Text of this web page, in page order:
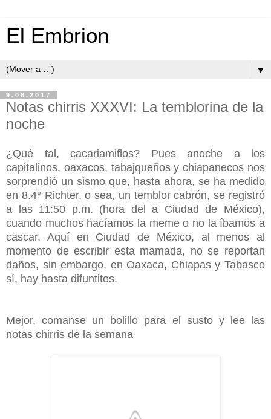
El Embrion
▼
9.08.2017
Notas chirris XXXVI: La temblorina de la
noche
¿Qué tal, cacariamiflos? Pues anoche a los
capitalinos, oaxacos, tabajqueños y chiapanecos nos
sorprendió un sismo que, hasta ahora, se ha medido
en 8.4° Richter, o sea, un temblor cabrón, se registró
a las 11:50 p.m. (hora del a Ciudad de México),
cuando muchos hacíamos la meme o no la íbamos a
cascar. Aquí en Ciudad de México, al menos al
momento de escribir esta mamada, no se reportan
daños, sin embargo, en Oaxaca, Chiapas y Tabasco
sí, hay hasta difuntitos.
Mejor, comanse un bolillo para el susto y lee las
notas chirris de la semana